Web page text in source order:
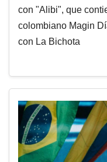
con "Alibi", que
colombiano Magin
con La Bichota